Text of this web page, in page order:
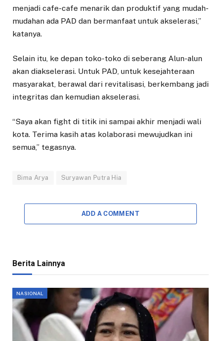
menjadi cafe-cafe menarik dan produktif yang mudah-
mudahan ada PAD dan bermanfaat untuk akselerasi,”
katanya.
Selain itu, ke depan toko-toko di seberang Alun-alun
akan diakselerasi. Untuk PAD, untuk kesejahteraan
masyarakat, berawal dari revitalisasi, berkembang jadi
integritas dan kemudian akselerasi.
“Saya akan fight di titik ini sampai akhir menjadi wali
kota. Terima kasih atas kolaborasi mewujudkan ini
semua,” tegasnya.
Bima Arya Suryawan Putra Hia
ADD A COMMENT
Berita Lainnya
NASIONAL